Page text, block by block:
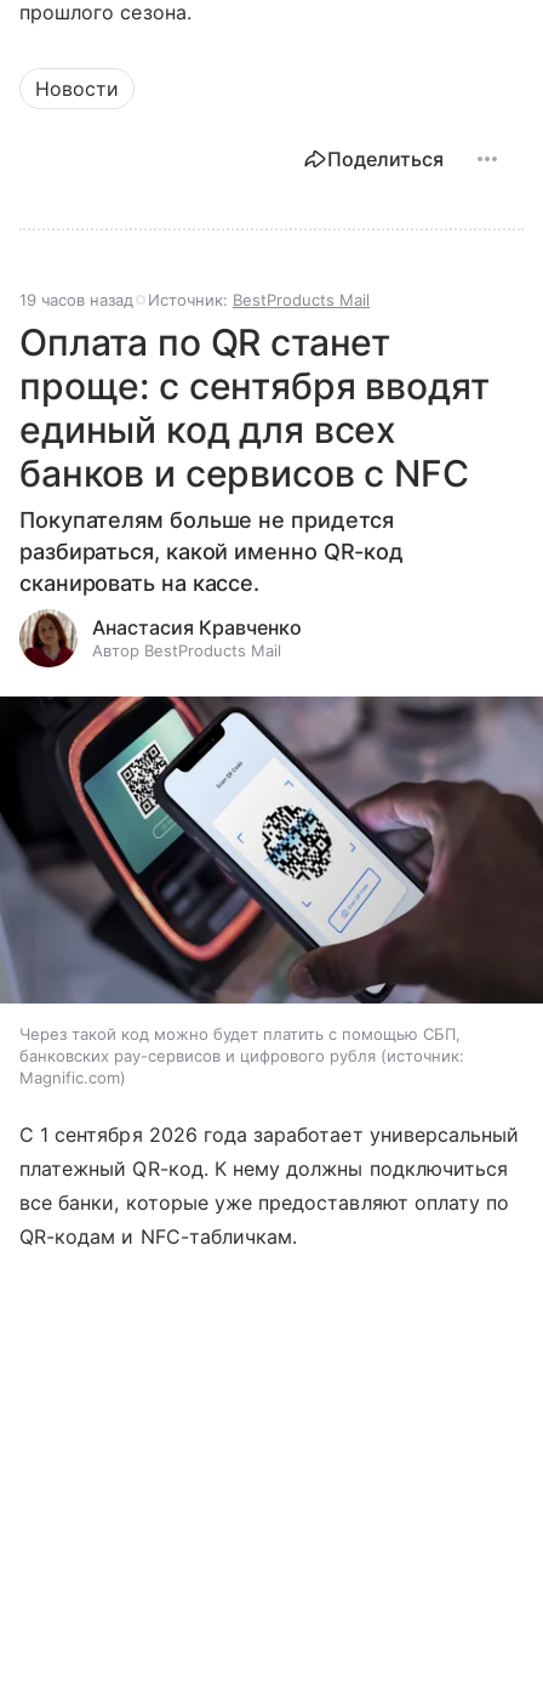
прошлого сезона.
Новости
Поделиться
19 часов назад Источник: BestProducts Mail
Оплата по QR станет
проще: с сентября вводят
единый код для всех
банков и сервисов с NFC
Покупателям больше не придется
разбираться, какой именно QR-код
сканировать на кассе.
Анастасия Кравченко
Автор BestProducts Mail
Через такой код можно будет платить с помощью СБП,
банковских pay-сервисов и цифрового рубля
источник:
Magnific.com
С 1 сентября 2026 года заработает универсальный
платежный QR-код. К нему должны подключиться
все банки, которые уже предоставляют оплату по
QR-кодам и NFC-табличкам.